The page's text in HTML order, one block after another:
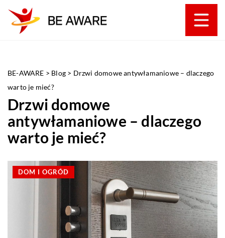
BE-AWARE > Blog > Drzwi domowe antywłamaniowe – dlaczego
warto je mieć?
Drzwi domowe
antywłamaniowe – dlaczego
warto je mieć?
DOM I OGRÓD